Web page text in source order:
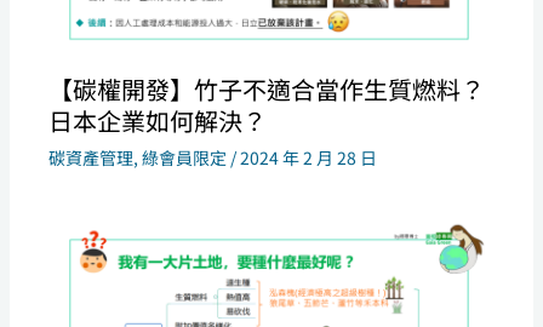
【碳權開發】竹子不適合當作生質燃料？
日本企業如何解決？
碳資產管理,綠會員限定 /2024 年 2 月 28 日